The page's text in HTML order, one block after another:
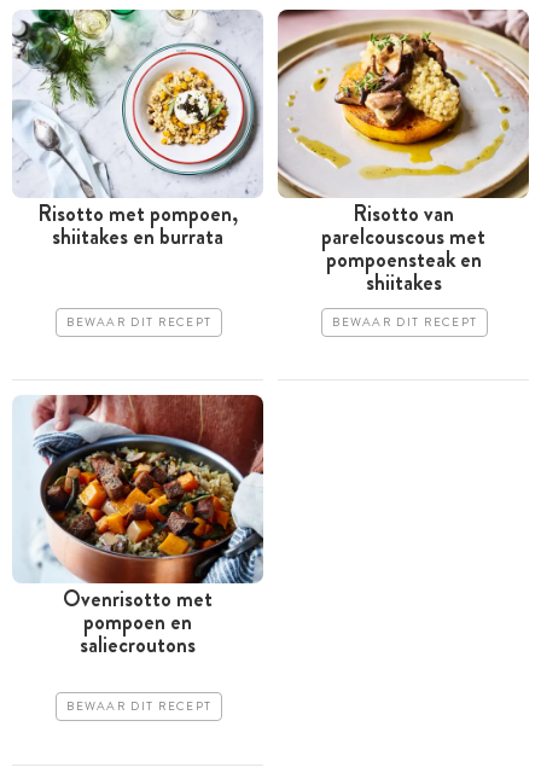
Risotto met pompoen,
shiitakes en burrata
BEWAAR DIT RECEPT
Risotto van
parelcouscous met
pompoensteak en
shiitakes
BEWAAR DIT RECEPT
Ovenrisotto met
pompoen en
saliecroutons
BEWAAR DIT RECEPT